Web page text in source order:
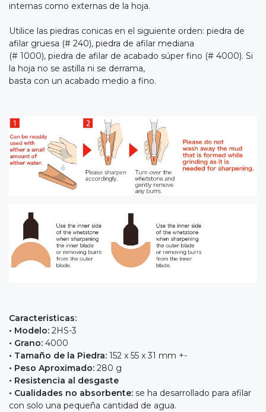
internas como externas de la hoja.
Utilice las piedras conicas en el siguiente orden: piedra de
afilar gruesa (# 240), piedra de afilar mediana
(# 1000), piedra de afilar de acabado súper fino (# 4000). Si
la hoja no se astilla ni se derrama,
basta con un acabado medio a fino.
Caracteristicas:
• Modelo: 2HS-3
• Grano: 4000
• Tamaño de la Piedra: 152 x 55 x 31 mm +-
• Peso Aproximado: 280 g
• Resistencia al desgaste
• Cualidades no absorbente: se ha desarrollado para afilar
con solo una pequeña cantidad de agua.